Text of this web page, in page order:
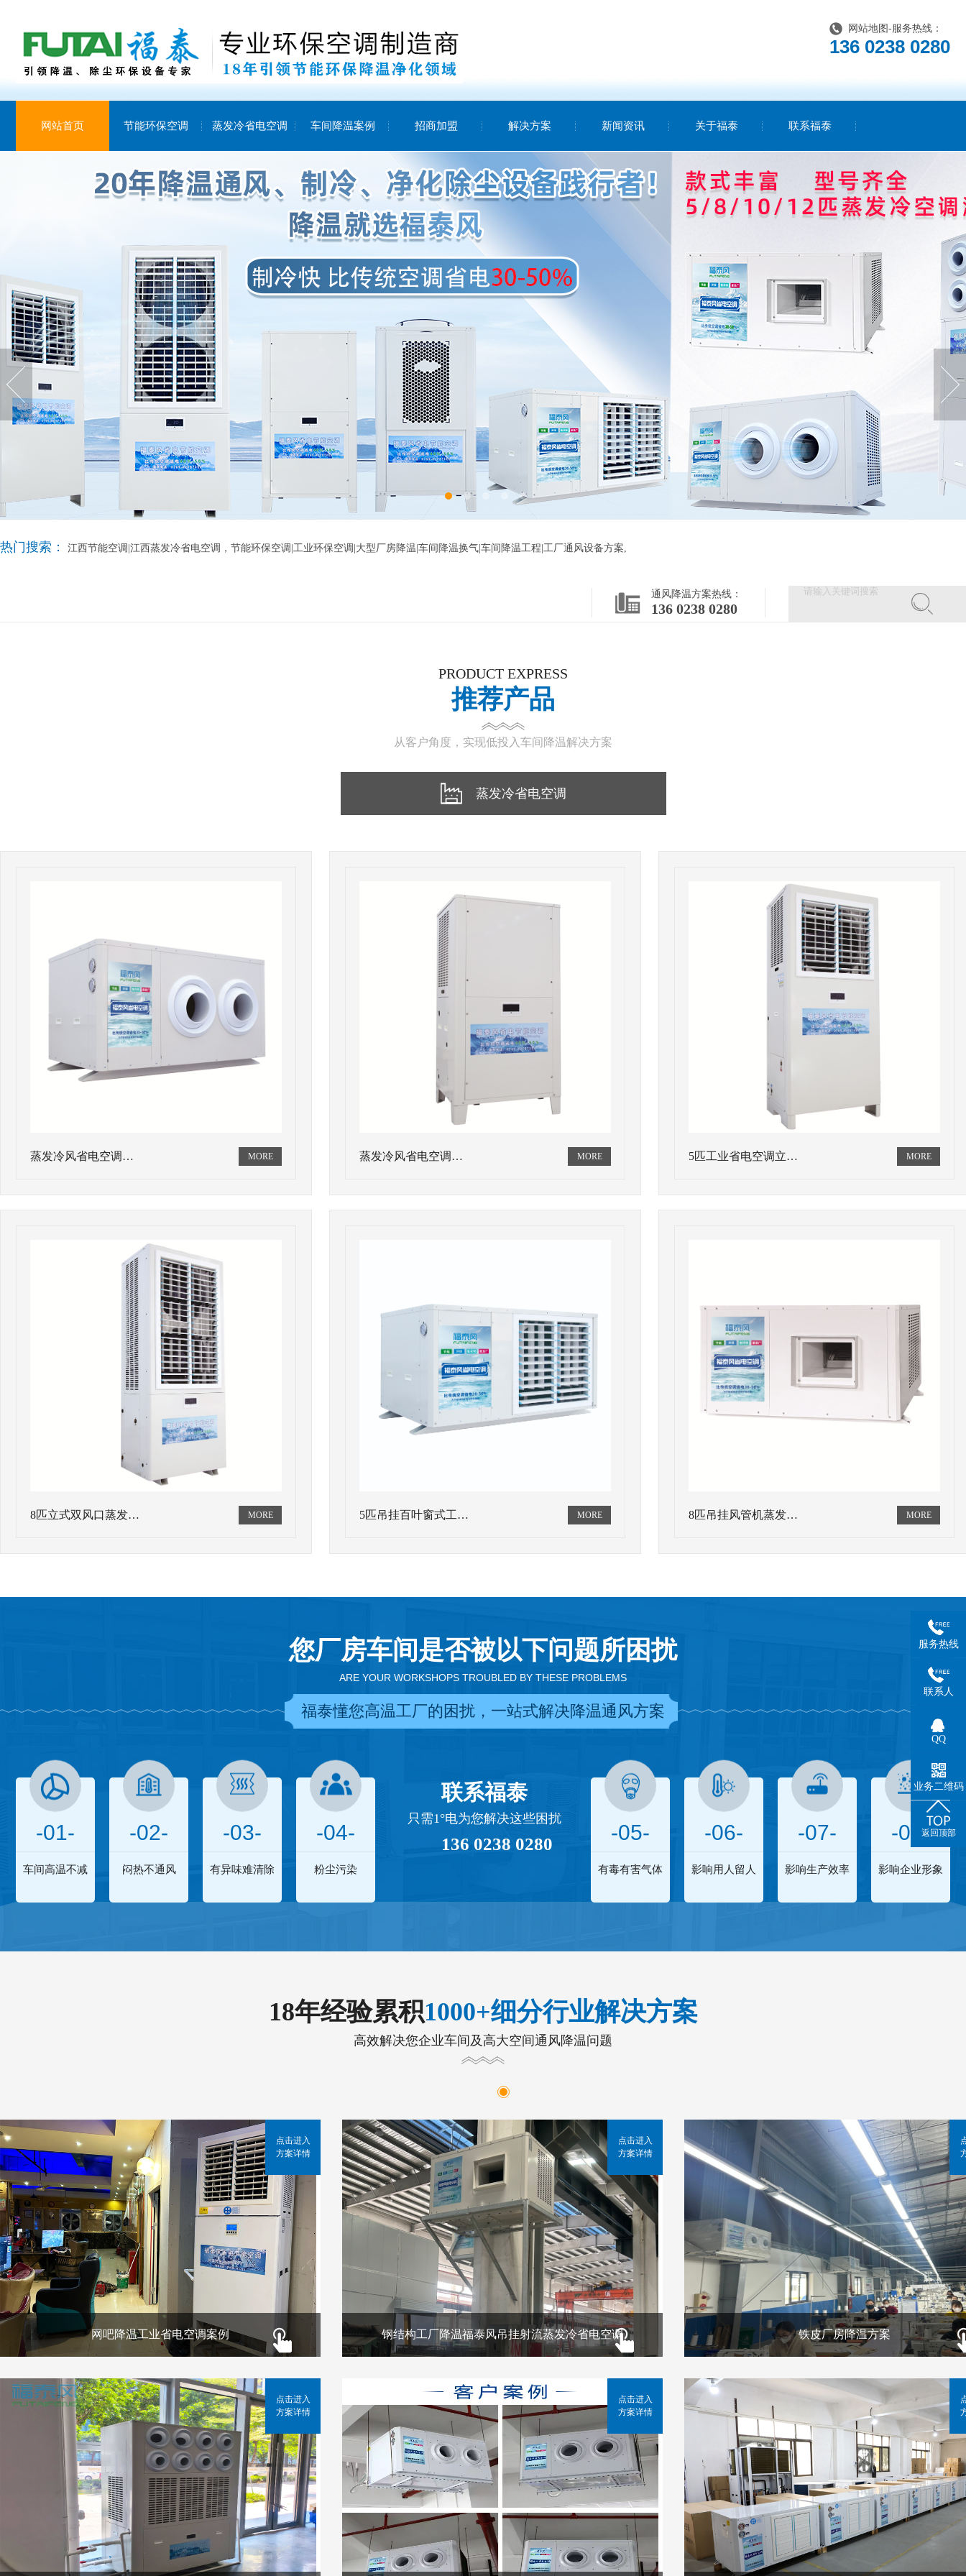
网站地图 -服务热线：
136 0238 0280
网站首页 节能环保空调 蒸发冷省电空调 车间降温案例 招商加盟 解决方案 新闻资讯 关于福泰 联系福泰
热门搜索： 江西节能空调|江西蒸发冷省电空调，节能环保空调|工业环保空调|大型厂房降温|车间降温换气|车间降温工程|工厂通风设备方案,
通风降温方案热线：
136 0238 0280
PRODUCT EXPRESS
推荐产品
从客户角度，实现低投入车间降温解决方案
蒸发冷省电空调
蒸发冷风省电空调… 蒸发冷风省电空调… 5匹工业省电空调立…
8匹立式双风口蒸发… 5匹吊挂百叶窗式工… 8匹吊挂风管机蒸发…
您厂房车间是否被以下问题所困扰
ARE YOUR WORKSHOPS TROUBLED BY THESE PROBLEMS
福泰懂您高温工厂的困扰，一站式解决降温通风方案
-01-
车间高温不减
-02-
闷热不通风
-03-
有异味难清除
-04-
粉尘污染
联系福泰
只需1°电为您解决这些困扰
136 0238 0280 -05-
有毒有害气体
-06-
影响用人留人
-07-
影响生产效率
-08-
影响企业形象
18年经验累积1000+细分行业解决方案
高效解决您企业车间及高大空间通风降温问题
网吧降温工业省电空调案例
点击进入
方案详情
钢结构工厂降温福泰风吊挂射流蒸发冷省电空调
点击进入
方案详情
铁皮厂房降温方案
点击进入
方案详情
点击进入
方案详情
服务热线
联系人
QQ
业务二维码
返回顶部